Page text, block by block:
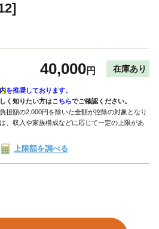
40,000円 在庫あり
を推奨しております。
く知りたい方はこちらでご確認ください。
担額の2,000円を除いた全額が控除の対象となり
、収入や家族構成などに応じて一定の上限があ
上限額を調べる